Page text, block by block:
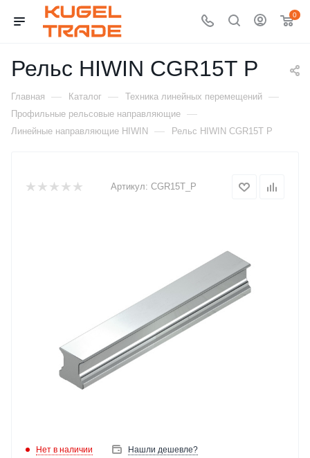
0
Рельс HIWIN CGR15T P
Главная — Каталог — Техника линейных перемещений —
Профильные рельсовые направляющие —
Линейные направляющие HIWIN — Рельс HIWIN CGR15T P
Артикул: CGR15T_P
Нет в наличии Нашли дешевле?